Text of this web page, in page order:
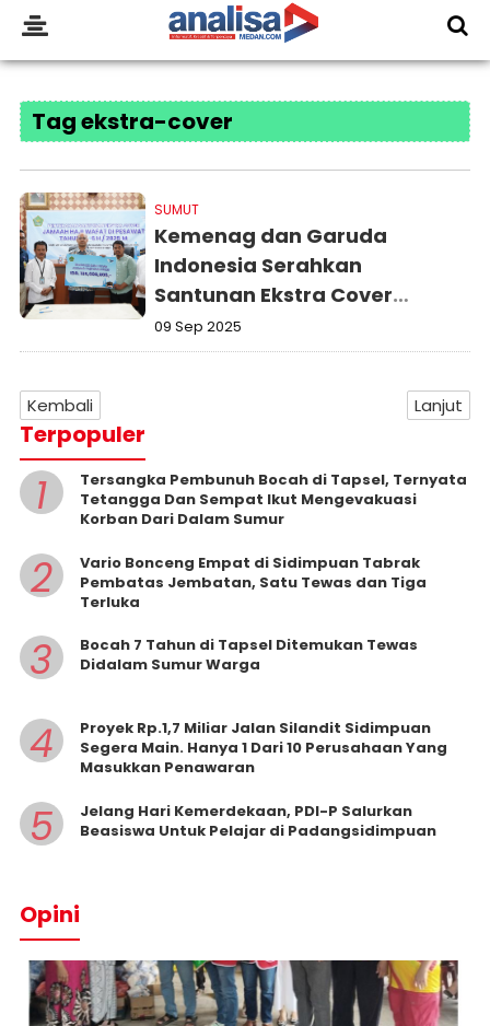
Tag ekstra-cover
SUMUT
Kemenag dan Garuda
Indonesia Serahkan
Santunan Ekstra Cover
kepada Ahli Waris Jemaah
Haji
09 Sep 2025
Kembali Lanjut
Terpopuler
1
Tersangka Pembunuh Bocah di Tapsel, Ternyata
Tetangga Dan Sempat Ikut Mengevakuasi
Korban Dari Dalam Sumur
2
Vario Bonceng Empat di Sidimpuan Tabrak
Pembatas Jembatan, Satu Tewas dan Tiga
Terluka
3
Bocah 7 Tahun di Tapsel Ditemukan Tewas
Didalam Sumur Warga
4
Proyek Rp.1,7 Miliar Jalan Silandit Sidimpuan
Segera Main. Hanya 1 Dari 10 Perusahaan Yang
Masukkan Penawaran
5
Jelang Hari Kemerdekaan, PDI-P Salurkan
Beasiswa Untuk Pelajar di Padangsidimpuan
Opini